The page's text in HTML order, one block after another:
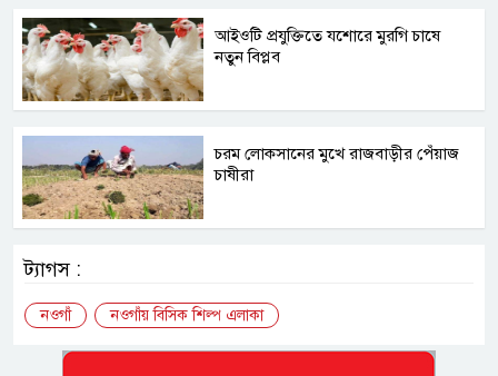
আইওটি প্রযুক্তিতে যশোরে মুরগি চাষে
নতুন বিপ্লব
চরম লোকসানের মুখে রাজবাড়ীর পেঁয়াজ
চাষীরা
ট্যাগস :
নওগাঁ নওগাঁয় বিসিক শিল্প এলাকা